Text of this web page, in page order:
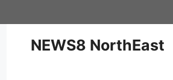
NEWS8 NorthEast